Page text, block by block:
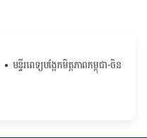
• ម​ន្ទីរពេទ្យបង្អែកមិត្តភាពកម្ពុជា-ចិន